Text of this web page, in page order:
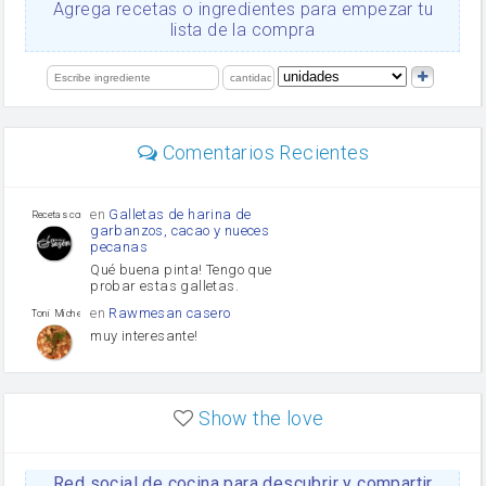
orégano
limón
Agrega recetas o ingredientes para empezar tu
lista de la compra
Comentarios Recientes
Recetas con sazon
en Galletas de harina de
garbanzos, cacao y nueces
pecanas
Qué buena pinta! Tengo que
probar estas galletas.
Toni Michel Caubet
en Rawmesan casero
muy interesante!
enLasaña casera fácil y
Show the love